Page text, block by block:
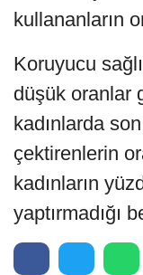
kullananların
Koruyucu
düşük oranlar
kadınlarda
çektirenlerin
kadınların
yaptırmadığı